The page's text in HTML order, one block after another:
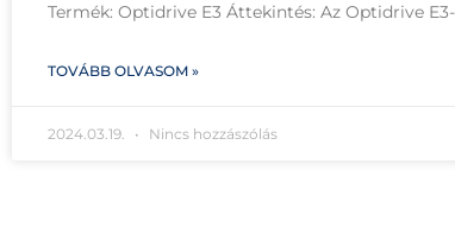
Termék: Optidrive E3 Áttekintés: Az Optidrive
TOVÁBB OLVASOM »
2024.03.19. Nincs hozzászólás